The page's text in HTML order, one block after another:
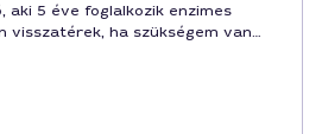
5 éve foglalkozik enzimes
visszatérek, ha szükségem van